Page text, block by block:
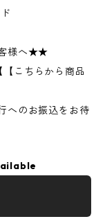
様へ★★
こちらから商品
へのお振込をお待